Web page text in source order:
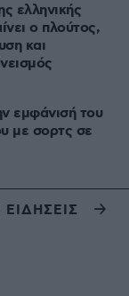
ελληνικής
ο πλούτος,
και
εμφάνισή του
με σορτς σε